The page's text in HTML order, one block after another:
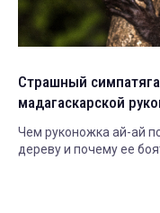
Страшный
мадагаскарской
Чем руконожка ай-ай
дереву и почему ее